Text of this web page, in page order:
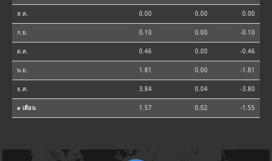
ส.ค. 0.00 0.00 0.00
ก.ย. 0.10 0.00 -0.10
ต.ค. 0.46 0.00 -0.46
พ.ย. 1.81 0.00 -1.81
ธ.ค. 3.84 0.04 -3.80
⌀ เดือน 1.57 0.02 -1.55